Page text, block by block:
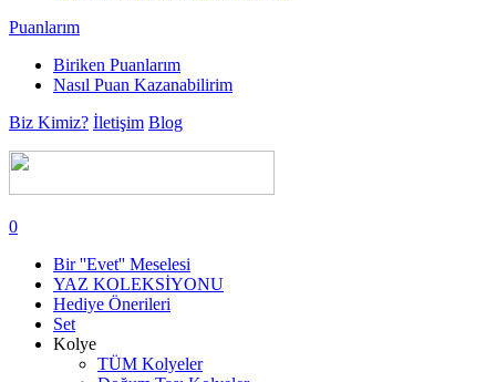
Puanlarım
Biriken Puanlarım
Nasıl Puan Kazanabilirim
Biz Kimiz? İletişim Blog
0
Bir ''Evet'' Meselesi
YAZ KOLEKSİYONU
Hediye Önerileri
Set
Kolye
TÜM Kolyeler